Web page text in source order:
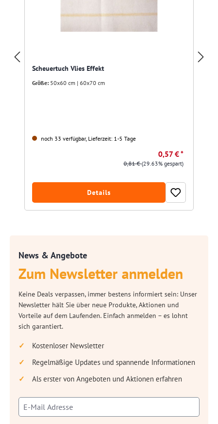
Scheuertuch Vlies Effekt
Größe: 50x60 cm | 60x70 cm
noch 33 verfügbar, Lieferzeit: 1-5 Tage
0,57 € *
0,81 €(29.63% gespart)
Details
News & Angebote
Zum Newsletter anmelden
Keine Deals verpassen, immer bestens informiert sein: Unser
Newsletter hält Sie über neue Produkte, Aktionen und
Vorteile auf dem Laufenden. Einfach anmelden – es lohnt
sich garantiert.
Kostenloser Newsletter
Regelmäßige Updates und spannende Informationen
Als erster von Angeboten und Aktionen erfahren